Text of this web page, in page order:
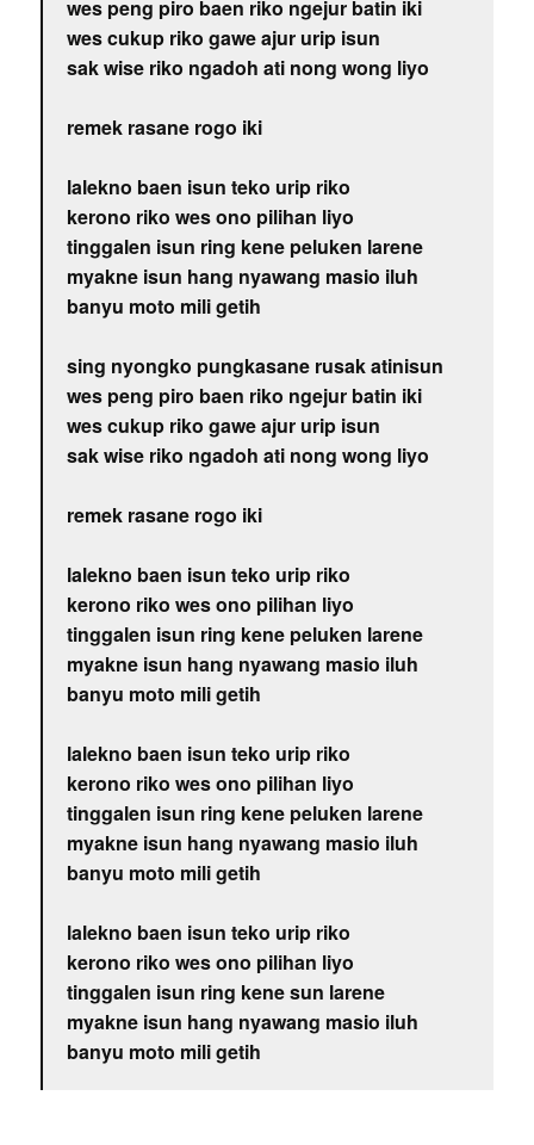
wes peng piro baen riko ngejur batin iki
wes cukup riko gawe ajur urip isun
sak wise riko ngadoh ati nong wong liyo
remek rasane rogo iki
lalekno baen isun teko urip riko
kerono riko wes ono pilihan liyo
tinggalen isun ring kene peluken larene
myakne isun hang nyawang masio iluh
banyu moto mili getih
sing nyongko pungkasane rusak atinisun
wes peng piro baen riko ngejur batin iki
wes cukup riko gawe ajur urip isun
sak wise riko ngadoh ati nong wong liyo
remek rasane rogo iki
lalekno baen isun teko urip riko
kerono riko wes ono pilihan liyo
tinggalen isun ring kene peluken larene
myakne isun hang nyawang masio iluh
banyu moto mili getih
lalekno baen isun teko urip riko
kerono riko wes ono pilihan liyo
tinggalen isun ring kene peluken larene
myakne isun hang nyawang masio iluh
banyu moto mili getih
lalekno baen isun teko urip riko
kerono riko wes ono pilihan liyo
tinggalen isun ring kene sun larene
myakne isun hang nyawang masio iluh
banyu moto mili getih